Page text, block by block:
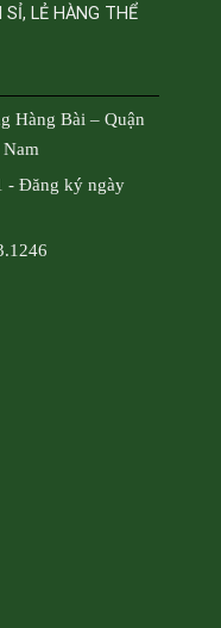
SỈ, LẺ HÀNG THỂ
Hàng Bài – Quận
- Đăng ký ngày